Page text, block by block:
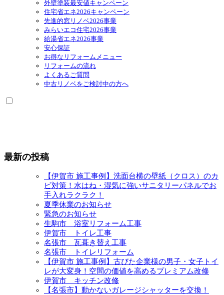
外壁塗装最安値キャンペーン
住宅省エネ2026キャンペーン
先進的窓リノベ2026事業
みらいエコ住宅2026事業
給湯省エネ2026事業
安心保証
お得なリフォームメニュー
リフォームの流れ
よくあるご質問
中古リノベをご検討中の方へ
最新の投稿
【伊賀市 施工事例】洗面台横の壁紙（クロス）のカ
ビ対策！水はね・湿気に強いサニタリーパネルでお
手入れラクラク！
夏季休業のお知らせ
緊急のお知らせ
生駒市 浴室リフォーム工事
伊賀市 トイレ工事
名張市 瓦葺き替え工事
名張市 トイレリフォーム
【伊賀市 施工事例】古びた企業様の男子・女子トイ
レが大変身！空間の価値を高めるプレミアム改修
伊賀市 キッチン改修
【名張市】動かないガレージシャッターを交換！